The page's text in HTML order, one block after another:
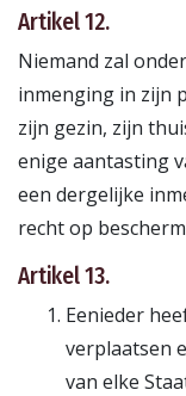
Artikel 12.
Niemand zal
inmenging in zijn
zijn gezin, zijn
enige aantasting
een dergelijke
recht op
Artikel 13.
Eenieder
verplaatsen
van elke